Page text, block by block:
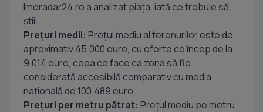
Imoradar24.ro a analizat piața, iată ce trebuie să
știi:
Prețuri medii: Prețul mediu al terenurilor este de
aproximativ 45.000 euro, cu oferte ce încep de la
9.014 euro, ceea ce face ca zona să fie
considerată accesibilă comparativ cu media
națională de 100.489 euro.
Prețuri per metru pătrat: Prețul mediu pe metru